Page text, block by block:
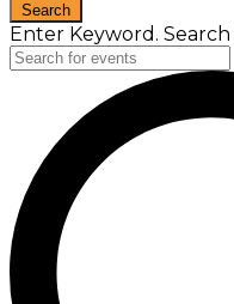
Search
Enter Keyword.